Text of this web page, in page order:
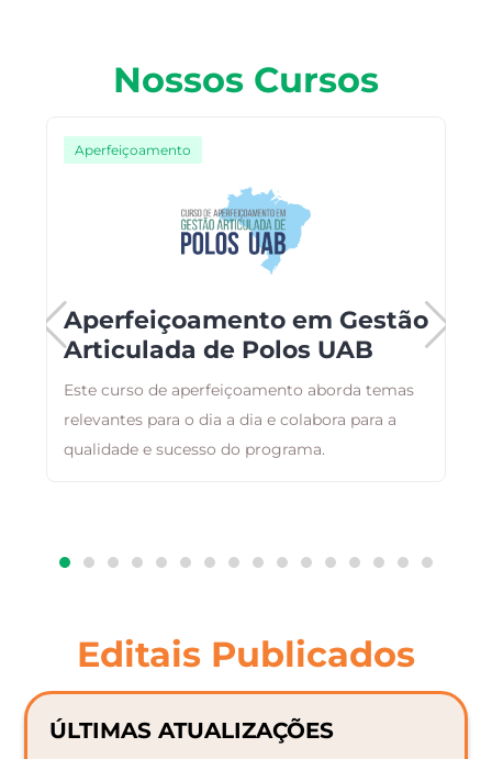
Nossos Cursos
Aperfeiçoamento
Aperfeiçoamento em Gestão
Articulada de Polos UAB
Este curso de aperfeiçoamento aborda temas
relevantes para o dia a dia e colabora para a
qualidade e sucesso do programa.
Editais Publicados
ÚLTIMAS ATUALIZAÇÕES